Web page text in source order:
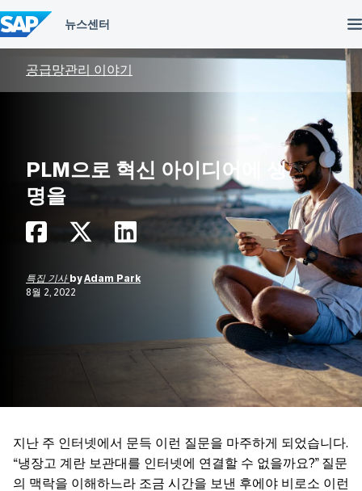
텐
츠
건
공급망관리 이야기
PLM으로 혁신 아이디어에 생
명을
특집 기사 byAdam Park
8월 2, 2022
지난 주 인터넷에서 문득 이런 질문을 마주하게 되었습니다.
“냉장고 계란 보관대를 인터넷에 연결할 수 없을까요?” 질문
의 맥락을 이해하느라 조금 시간을 보낸 후에야 비로소 이런